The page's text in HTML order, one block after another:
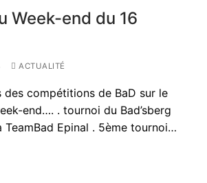
Week-end du 16
ACTUALITÉ
des compétitions de BaD sur le
end…. . tournoi du Bad’sberg
TeamBad Epinal . 5ème tournoi…